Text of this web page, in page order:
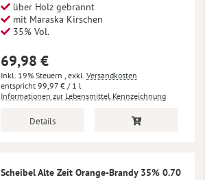
über Holz gebrannt
mit Maraska Kirschen
35% Vol.
69,98 €
Inkl. 19% Steuern , exkl. Versandkosten
99,97 € / 1 l
Informationen zur Lebensmittel Kennzeichnung
Details
Scheibel Alte Zeit Orange-Brandy 35% 0.70